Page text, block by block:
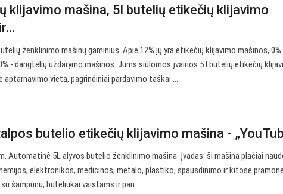
klijavimo mašina, 5l butelių etikečių klijavimo
ženklinimo mašinų gaminius. Apie 12% jų yra etikečių klijavimo mašinos, 0%
- dangtelių uždarymo mašinos. Jums siūlomos įvairios 5 l butelių etikečių
vieta, pagrindiniai pardavimo taškai ...
butelio etikečių klijavimo mašina -
Automatinė 5L alyvos butelio ženklinimo mašina. Įvadas: ši mašina plačiai
elektronikos, medicinos, metalo, plastiko, spausdinimo ir kitose
šampūnu, buteliukai vaistams ir pan.